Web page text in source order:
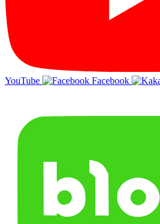
YouTube Facebook